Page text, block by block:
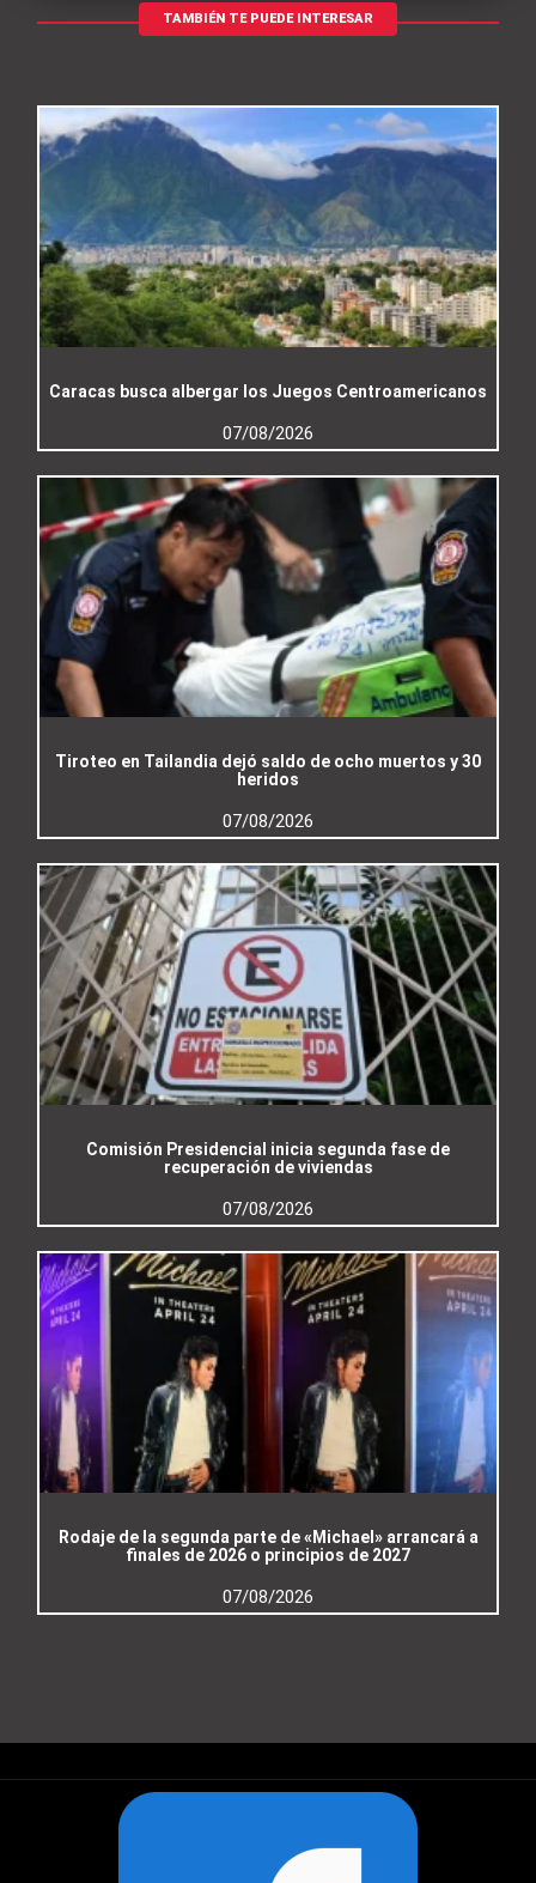
TAMBIÉN TE PUEDE INTERESAR
Caracas busca albergar los Juegos Centroamericanos
07/08/2026
Tiroteo en Tailandia dejó saldo de ocho muertos y 30
heridos
07/08/2026
Comisión Presidencial inicia segunda fase de
recuperación de viviendas
07/08/2026
Rodaje de la segunda parte de «Michael» arrancará a
finales de 2026 o principios de 2027
07/08/2026